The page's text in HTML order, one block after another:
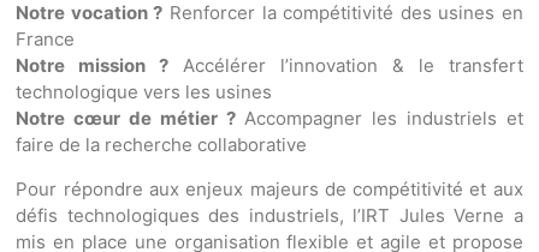
Notre vocation ? Renforcer la compétitivité des usines en
France
Notre mission ? Accélérer l’innovation & le transfert
technologique vers les usines
Notre cœur de métier ?Accompagner les industriels et
faire de la recherche collaborative
Pour répondre aux enjeux majeurs de compétitivité et aux
défis technologiques des industriels, l’IRT Jules Verne a
mis en place une organisation flexible et agile et propose